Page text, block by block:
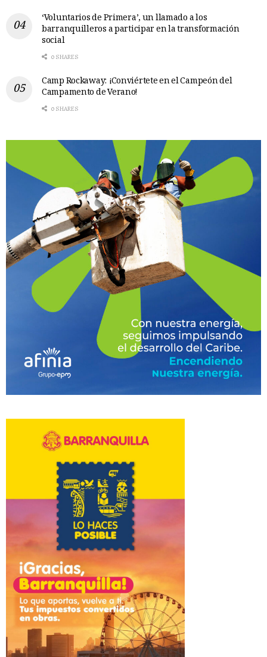
‘Voluntarios de Primera’, un llamado a los
barranquilleros a participar en la transformación
social
0 SHARES
Camp Rockaway: ¡Conviértete en el Campeón del
Campamento de Verano!
0 SHARES